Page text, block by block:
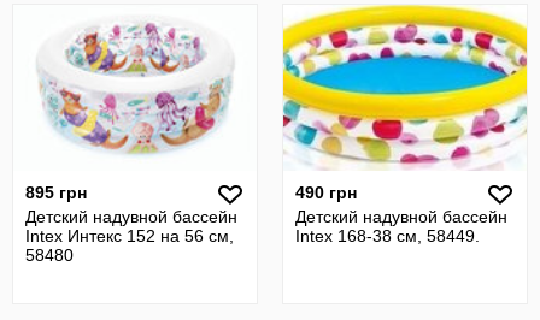
895 грн
Детский надувной бассейн
Intex Интекс 152 на 56 см,
58480
490 грн
Детский надувной бассейн
Intex 168-38 см, 58449.